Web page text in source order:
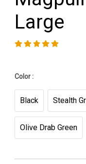
Large
Color :
Black Stealth
Olive Drab Green